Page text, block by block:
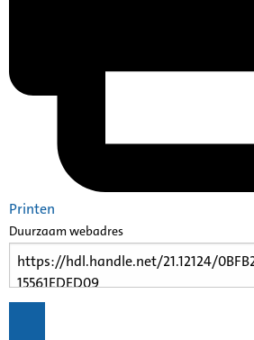
Printen
Duurzaam webadres